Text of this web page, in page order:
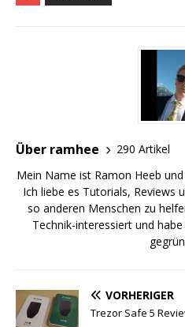
Über ramhee
290 Artikel
Mein Name ist Ramon Heeb
Ich liebe es Tutorials, Reviews
so anderen Menschen zu
Technik-interessiert und
VORHERIGER
Trezor Safe 5